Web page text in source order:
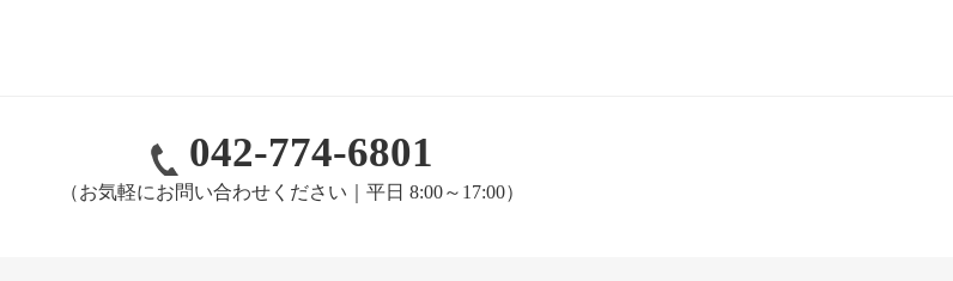
042-774-6801
（お気軽にお問い合わせください｜平日 8:00～17:00）